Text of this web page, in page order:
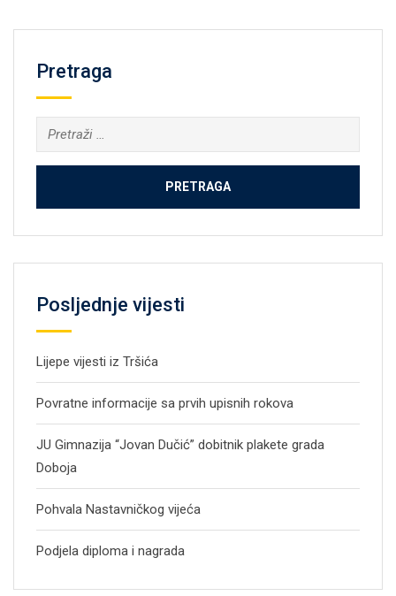
Pretraga
Pretraga:
Posljednje vijesti
Lijepe vijesti iz Tršića
Povratne informacije sa prvih upisnih rokova
JU Gimnazija “Jovan Dučić” dobitnik plakete grada
Doboja
Pohvala Nastavničkog vijeća
Podjela diploma i nagrada